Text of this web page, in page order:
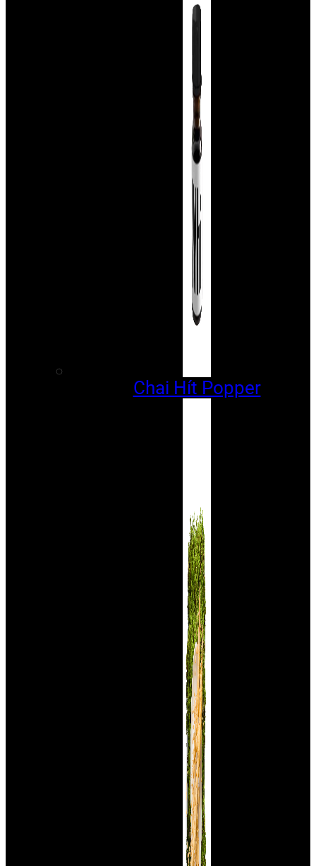
Chai Hít Popper